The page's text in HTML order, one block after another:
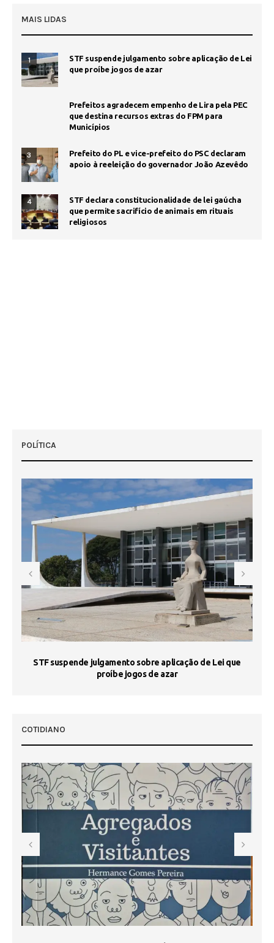
MAIS LIDAS
1
STF suspende julgamento sobre aplicação de Lei
que proíbe jogos de azar
Prefeitos agradecem empenho de Lira pela PEC
que destina recursos extras do FPM para
Municípios
3
Prefeito do PL e vice-prefeito do PSC declaram
apoio à reeleição do governador João Azevêdo
4
STF declara constitucionalidade de lei gaúcha
que permite sacrifício de animais em rituais
religiosos
POLÍTICA
STF suspende julgamento sobre aplicação de Lei que
proíbe jogos de azar
COTIDIANO